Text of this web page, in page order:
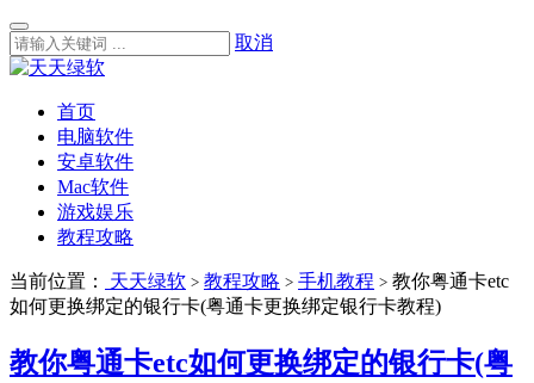
取消
首页
电脑软件
安卓软件
Mac软件
游戏娱乐
教程攻略
当前位置： 天天绿软 > 教程攻略 > 手机教程 > 教你粤通卡etc
如何更换绑定的银行卡(粤通卡更换绑定银行卡教程)
教你粤通卡etc如何更换绑定的银行卡(粤